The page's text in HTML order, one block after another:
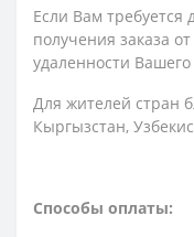
Если Вам требуется
получения заказа
удаленности
Для жителей стран
Кыргызстан,
Способы оплаты: